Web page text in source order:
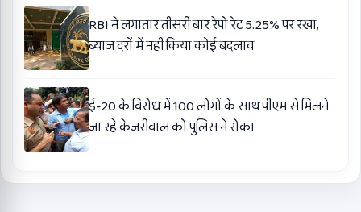
RBI ने लगातार तीसरी बार रेपो रेट 5.25% पर रखा,
ब्याज दरों में नहीं किया कोई बदलाव
ई-20 के विरोध में 100 लोगों के साथ पीएम से मिलने
जा रहे केजरीवाल को पुलिस ने रोका